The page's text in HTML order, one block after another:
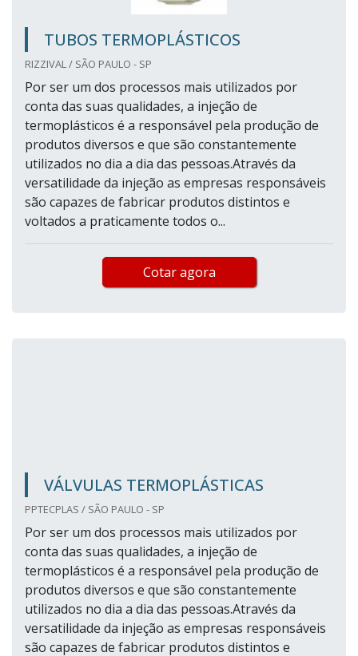
TUBOS TERMOPLÁSTICOS
RIZZIVAL / SÃO PAULO - SP
Por ser um dos processos mais utilizados por
conta das suas qualidades, a injeção de
termoplásticos é a responsável pela produção de
produtos diversos e que são constantemente
utilizados no dia a dia das pessoas.Através da
versatilidade da injeção as empresas responsáveis
são capazes de fabricar produtos distintos e
voltados a praticamente todos o...
Cotar agora
VÁLVULAS TERMOPLÁSTICAS
PPTECPLAS / SÃO PAULO - SP
Por ser um dos processos mais utilizados por
conta das suas qualidades, a injeção de
termoplásticos é a responsável pela produção de
produtos diversos e que são constantemente
utilizados no dia a dia das pessoas.Através da
versatilidade da injeção as empresas responsáveis
são capazes de fabricar produtos distintos e